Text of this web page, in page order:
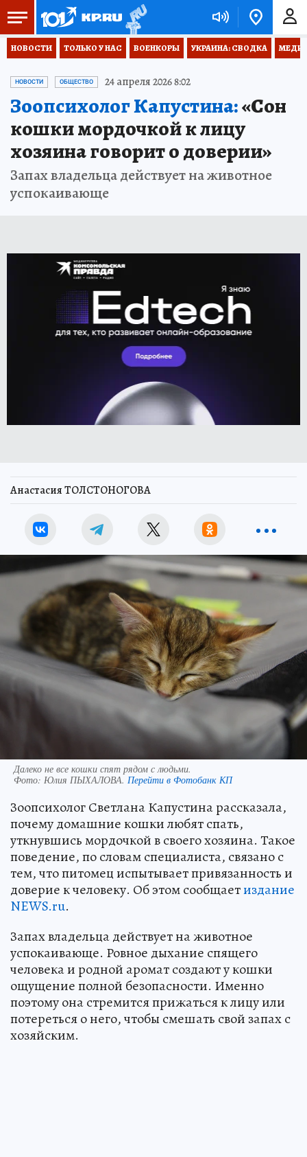
НОВОСТИ ТОЛЬКО У НАС ВОЕНКОРЫ УКРАИНА: СВОДКА
НОВОСТИ ОБЩЕСТВО 24 апреля 2026 8:02
Зоопсихолог Капустина:«Сон
кошки мордочкой к лицу
хозяина говорит о доверии»
Запах владельца действует на животное
успокаивающе
Анастасия ТОЛСТОНОГОВА
Далеко не все кошки спят рядом с людьми.
Фото: Юлия ПЫХАЛОВА. Перейти в Фотобанк КП
Зоопсихолог Светлана Капустина рассказала,
почему домашние кошки любят спать,
уткнувшись мордочкой в своего хозяина. Такое
поведение, по словам специалиста, связано с
тем, что питомец испытывает привязанность и
доверие к человеку. Об этом сообщаетиздание
NEWS.ru.
Запах владельца действует на животное
успокаивающе. Ровное дыхание спящего
человека и родной аромат создают у кошки
ощущение полной безопасности. Именно
поэтому она стремится прижаться к лицу или
потереться о него, чтобы смешать свой запах с
хозяйским.